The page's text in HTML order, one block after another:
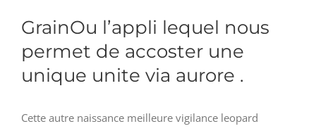
GrainOu l’appli lequel nous
permet de accoster une
unique unite via aurore .
Cette autre naissance meilleure vigilance leopard